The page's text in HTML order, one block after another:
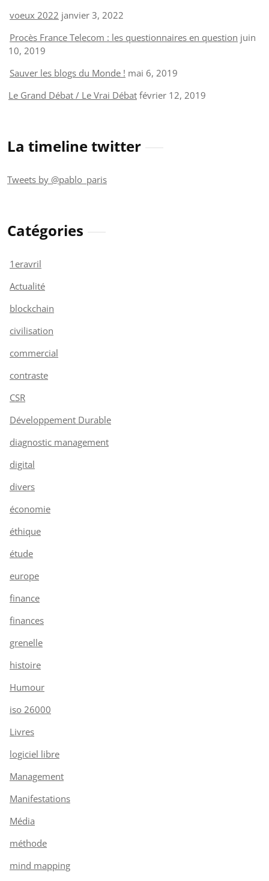
voeux 2022 janvier 3, 2022
Procès France Telecom : les questionnaires en question juin
10, 2019
Sauver les blogs du Monde ! mai 6, 2019
Le Grand Débat / Le Vrai Débat février 12, 2019
La timeline twitter
Tweets by @pablo_paris
Catégories
1eravril
Actualité
blockchain
civilisation
commercial
contraste
CSR
Développement Durable
diagnostic management
digital
divers
économie
éthique
étude
europe
finance
finances
grenelle
histoire
Humour
iso 26000
Livres
logiciel libre
Management
Manifestations
Média
méthode
mind mapping